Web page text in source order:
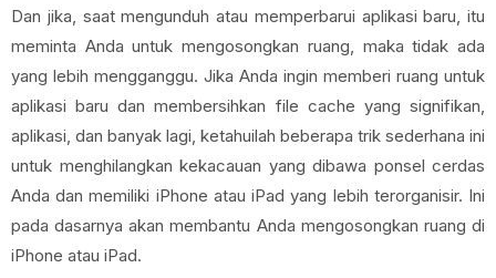
Dan jika, saat mengunduh atau memperbarui aplikasi baru, itu
meminta Anda untuk mengosongkan ruang, maka tidak ada
yang lebih mengganggu. Jika Anda ingin memberi ruang untuk
aplikasi baru dan membersihkan file cache yang signifikan,
aplikasi, dan banyak lagi, ketahuilah beberapa trik sederhana ini
untuk menghilangkan kekacauan yang dibawa ponsel cerdas
Anda dan memiliki iPhone atau iPad yang lebih terorganisir. Ini
pada dasarnya akan membantu Anda mengosongkan ruang di
iPhone atau iPad.